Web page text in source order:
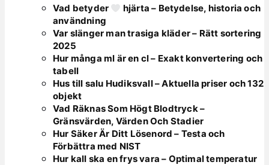
Vad betyder
hjärta – Betydelse, historia och
användning
Var slänger man trasiga kläder – Rätt sortering
2025
Hur många ml är en cl – Exakt konvertering och
tabell
Hus till salu Hudiksvall – Aktuella priser och 132
objekt
Vad Räknas Som Högt Blodtryck –
Gränsvärden, Värden Och Stadier
Hur Säker Är Ditt Lösenord – Testa och
Förbättra med NIST
Hur kall ska en frys vara – Optimal temperatur